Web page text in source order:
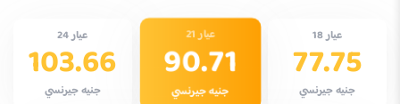
عيار 18
77.75
جنيه جيرنسي
عيار 21
90.71
جنيه جيرنسي
عيار 24
103.66
جنيه جيرنسي